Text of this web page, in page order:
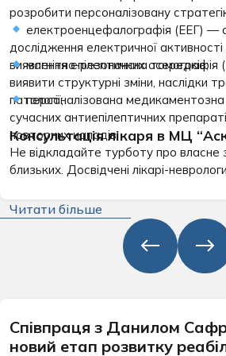
розробити персоналізовану
електроенцефалографія (ЕЕГ) —
дослідження електричної активності
виявлення епілептичних осередків;
магнітно-резонансна
виявити структурні зміни, наслідки
патології;
персоналізована медикаментозна
сучасних антиепілептичних
повторних нападів;
Консультація лікаря в МЦ
Не відкладайте турботу про власне
близьких. Досвідчені лікарі-
точну діагностику на кожному
консультацію до фахівця, щоб
впевненості та контроль над
Читати більше
Співпраця з Данилом
новий етап розвитку